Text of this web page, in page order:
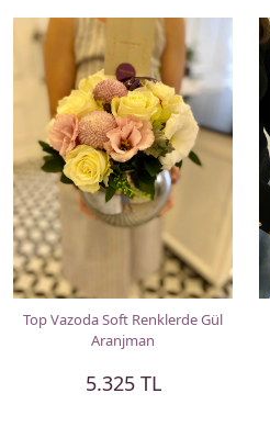
Top Vazoda Soft Renklerde Gül
Aranjman
5.325 TL